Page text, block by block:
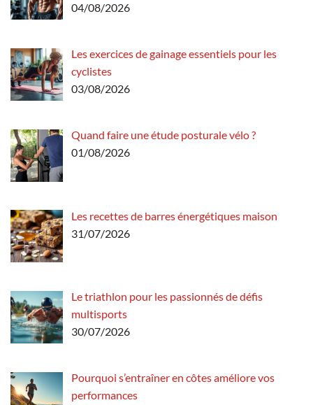
04/08/2026
Les exercices de gainage essentiels pour les
cyclistes
03/08/2026
Quand faire une étude posturale vélo ?
01/08/2026
Les recettes de barres énergétiques maison
31/07/2026
Le triathlon pour les passionnés de défis
multisports
30/07/2026
Pourquoi s’entraîner en côtes améliore vos
performances